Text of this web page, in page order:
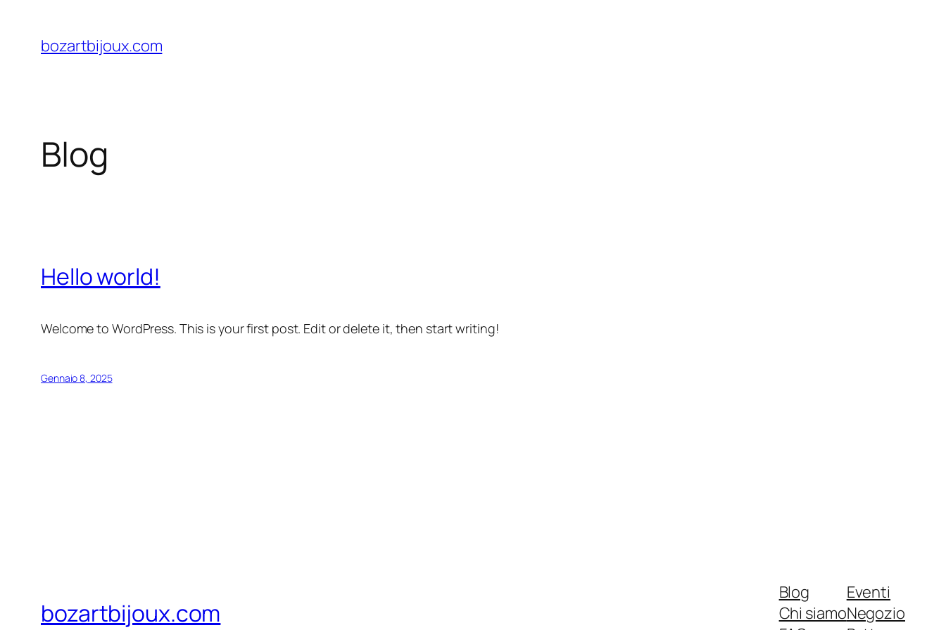
contenuto
bozartbijoux.com
Blog
Hello world!
Welcome to WordPress. This is your first post. Edit or delete it, then start writing!
Gennaio 8, 2025
bozartbijoux.com
Blog
Chi siamo
Eventi
Negozio